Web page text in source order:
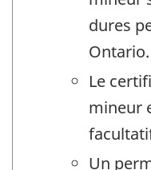
dures
Ontario.
Le
mineur
Un